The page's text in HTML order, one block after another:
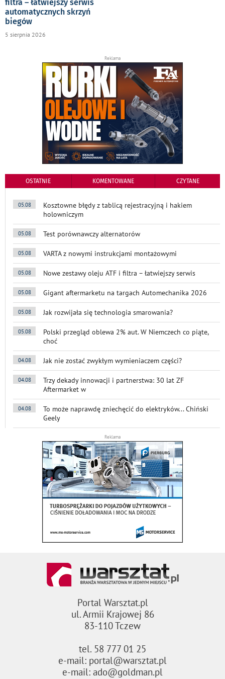
filtra – łatwiejszy serwis
automatycznych skrzyń
biegów
5 sierpnia 2026
Reklama
OSTATNIE KOMENTOWANE CZYTANE
05.08
Kosztowne błędy z tablicą rejestracyjną i hakiem
holowniczym
05.08 Test porównawczy alternatorów
05.08 VARTA z nowymi instrukcjami montażowymi
05.08 Nowe zestawy oleju ATF i filtra – łatwiejszy serwis
05.08 Gigant aftermarketu na targach Automechanika 2026
05.08 Jak rozwijała się technologia smarowania?
05.08
Polski przegląd oblewa 2% aut. W Niemczech co piąte,
choć
04.08 Jak nie zostać zwykłym wymieniaczem części?
04.08
Trzy dekady innowacji i partnerstwa: 30 lat ZF
Aftermarket w
04.08
To może naprawdę zniechęcić do elektryków... Chiński
Geely
Reklama
Portal Warsztat.pl
ul. Armii Krajowej 86
83-110 Tczew
tel. 58 777 01 25
e-mail: portal@warsztat.pl
e-mail: ado@goldman.pl